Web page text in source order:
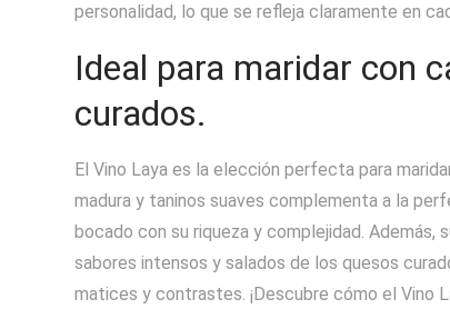
personalidad, lo que se refleja claramente en
Ideal para maridar con
curados.
El Vino Laya es la elección perfecta para
madura y taninos suaves complementa a la
bocado con su riqueza y complejidad.
sabores intensos y salados de los quesos
matices y contrastes. ¡Descubre cómo el Vino